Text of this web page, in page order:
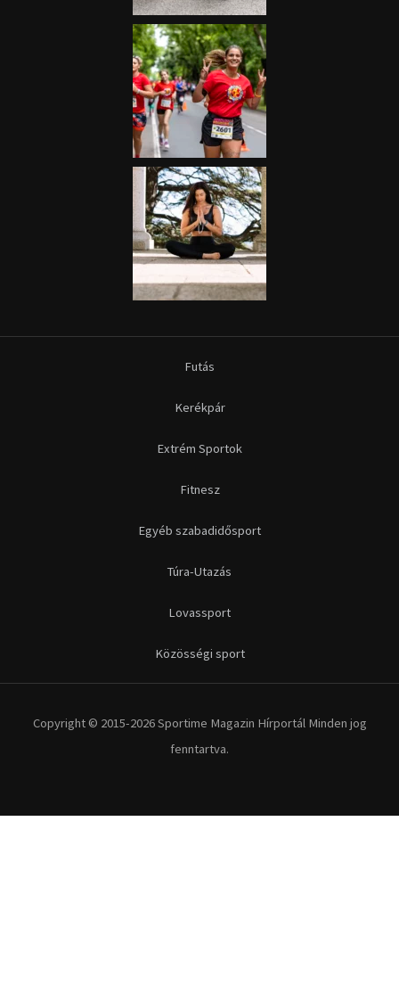
Futás
Kerékpár
Extrém Sportok
Fitnesz
Egyéb szabadidősport
Túra-Utazás
Lovassport
Közösségi sport
Copyright © 2015-2026 Sportime Magazin Hírportál Minden jog
fenntartva.